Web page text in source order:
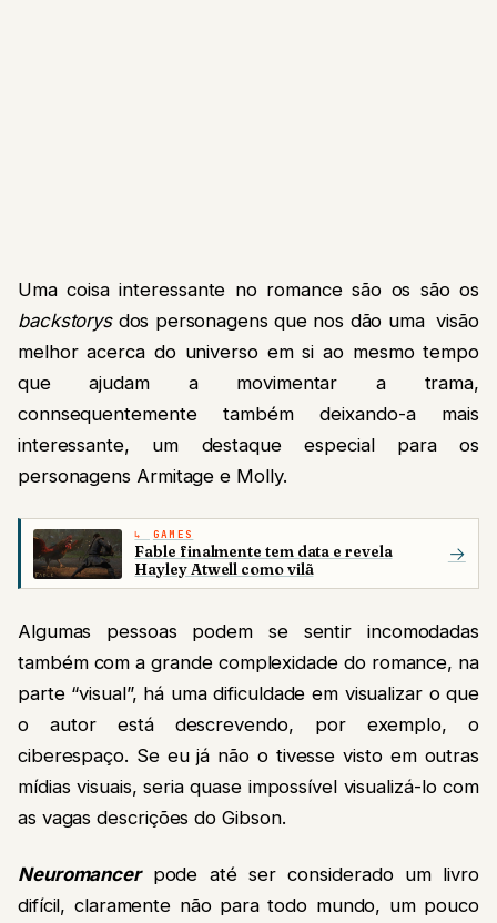
Uma coisa interessante no romance são os são os
backstorys dos personagens que nos dão uma visão
melhor acerca do universo em si ao mesmo tempo
que ajudam a movimentar a trama,
connsequentemente também deixando-a mais
interessante, um destaque especial para os
personagens Armitage e Molly.
GAMES
Fable finalmente tem data e revela
Hayley Atwell como vilã
→
Algumas pessoas podem se sentir incomodadas
também com a grande complexidade do romance, na
parte “visual”, há uma dificuldade em visualizar o que
o autor está descrevendo, por exemplo, o
ciberespaço. Se eu já não o tivesse visto em outras
mídias visuais, seria quase impossível visualizá-lo com
as vagas descrições do Gibson.
Neuromancer pode até ser considerado um livro
difícil, claramente não para todo mundo, um pouco